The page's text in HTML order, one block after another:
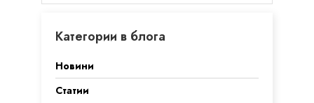
Категории в блога
Новини
Статии